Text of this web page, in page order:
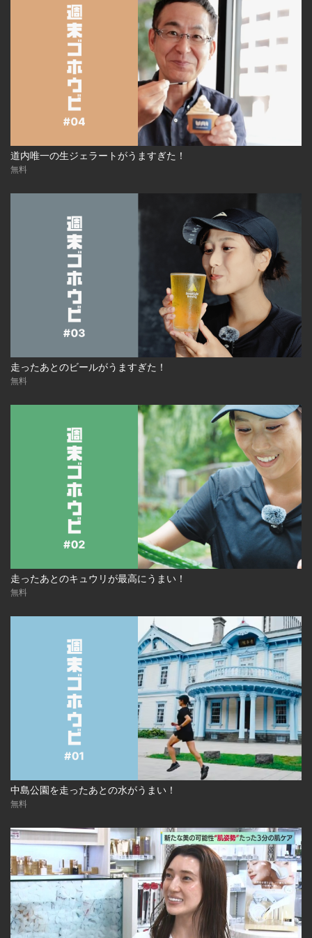
道内唯一の生ジェラートがうますぎた！
無料
走ったあとのビールがうますぎた！
無料
走ったあとのキュウリが最高にうまい！
無料
中島公園を走ったあとの水がうまい！
無料